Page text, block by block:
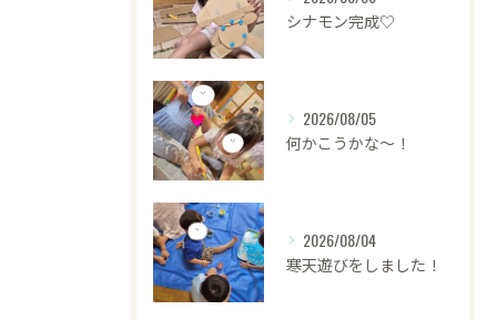
シナモン完成♡
2026/08/05
何かこうかな〜！
2026/08/04
寒天遊びをしました！